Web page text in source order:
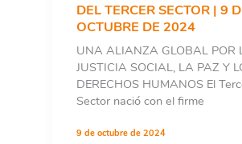
DEL TERCER SECTOR | 9
OCTUBRE DE 2024
UNA ALIANZA GLOBAL POR
JUSTICIA SOCIAL, LA PAZ Y
DERECHOS HUMANOS El
Sector nació con el firme
9 de octubre de 2024